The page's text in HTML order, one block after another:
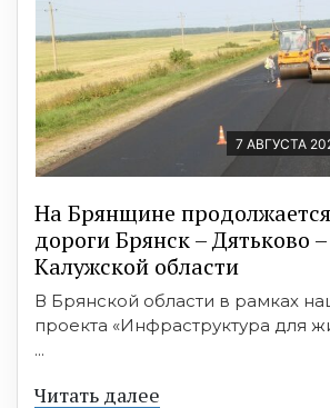
7 АВГУСТА
На Брянщине
дороги Брянск – Дятьково
Калужской области
В Брянской области в рамках
проекта «Инфраструктура для
...
Читать далее